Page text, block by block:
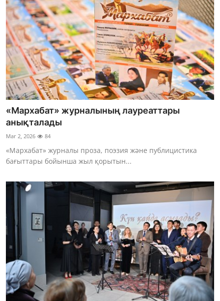
«Мархабат» журналының лауреаттары
анықталады
Mar 2, 2026 84
«Мархабат» журналы проза, поэзия және публицистика
бағыттары бойынша жыл қорытын...